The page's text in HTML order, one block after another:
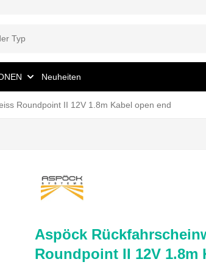
Neuheiten
Roundpoint II 12V 1.8m Kabel open end
Aspöck
Roundpoint II 12V 1.8m